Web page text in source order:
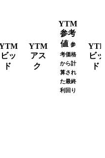
ビッ
ド
YTM
アス
ク
YTM
参考
値 参
考価格
から計
算され
た最終
利回り
YTP
ビッ
ド